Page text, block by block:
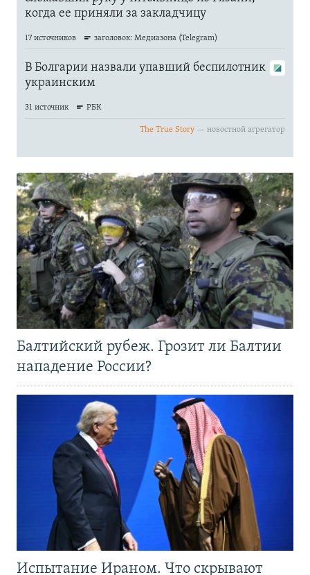
Балтийский рубеж. Грозит ли Балтии
нападение России?
Испытание Ираном. Что скрывают